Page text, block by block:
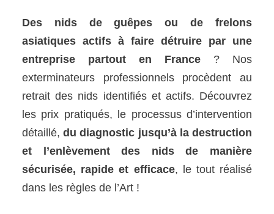
Des nids de guêpes ou de frelons
asiatiques actifs à faire détruire par une
entreprise partout en France ? Nos
exterminateurs professionnels procèdent au
retrait des nids identifiés et actifs. Découvrez
les prix pratiqués, le processus d’intervention
détaillé,du diagnostic jusqu’à la destruction
et l’enlèvement des nids de manière
sécurisée, rapide et efficace, le tout réalisé
dans les règles de l’Art !